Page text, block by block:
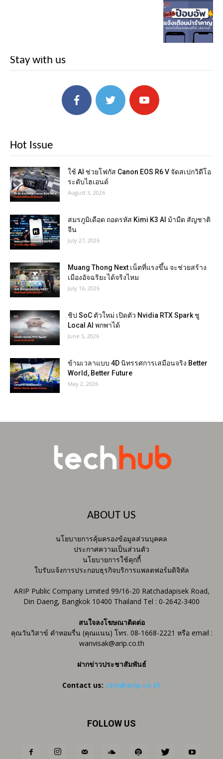
Stay with us
Hot Issue
ใช้ AI ช่วยโฟกัส Canon EOS R6 V จัดสเปกวิดีโอ
ระดับไฮเอนด์
August 3, 2026
สมรภูมิเดือด ถอดรหัส Kimi K3 AI ม้ามืด สัญชาติ
จีน
July 27, 2026
Muang Thong Next เน็ตที่แรงขึ้น จะช่วยสร้าง
เมืองอัจฉริยะได้จริงไหม
July 16, 2026
ชิป SoC ตัวใหม่ เปิดตัว Nvidia RTX Spark ชู
Local AI พกพาได้
June 5, 2026
ข้ามเวลาแบบ 4D นิทรรศการเสมือนจริง Better
World, Better Future
May 2, 2026
ABOUT US
นโยบายการคุ้มครองข้อมูลส่วนบุคคล
ประกาศความเป็นส่วนตัว
นโยบายการใช้คุกกี้
ใบรับแจ้งการประกอบธุรกิจบริการแพลตฟอร์มดิจิทัล
ARIP Public Company Limited 99/16-20 Ratchadapisek Road,
Din Daeng, Bangkok 10400 Thailand Tel : 0-2642-3400
สนใจลงโฆษณาติดต่อ
คุณวันวิสาข์ คำหอมรื่น (คุณแนน) โทร. 08-1668-2221 หรือ email :
wanvisak@arip.co.th
ฝากข่าวประชาสัมพันธ์
Contact us: ctm@arip.co.th
FOLLOW US